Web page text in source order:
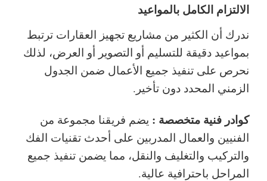
الالتزام الكامل بالمواعيد
ندرك أن الكثير من مشاريع تجهيز العقارات ترتبط
بمواعيد دقيقة للتسليم أو التصوير أو العرض، لذلك
نحرص على تنفيذ جميع الأعمال ضمن الجدول
الزمني المحدد دون تأخير.
كوادر فنية متخصصة : يضم فريقنا مجموعة من
الفنيين والعمال المدربين على أحدث تقنيات الفك
والتركيب والتغليف والنقل، مما يضمن تنفيذ جميع
المراحل باحترافية عالية.